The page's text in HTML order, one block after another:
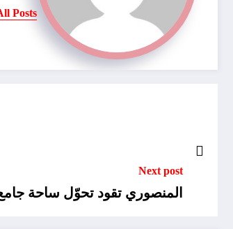
Posts
Next post
المنصوري تقود تحوّل ساحة